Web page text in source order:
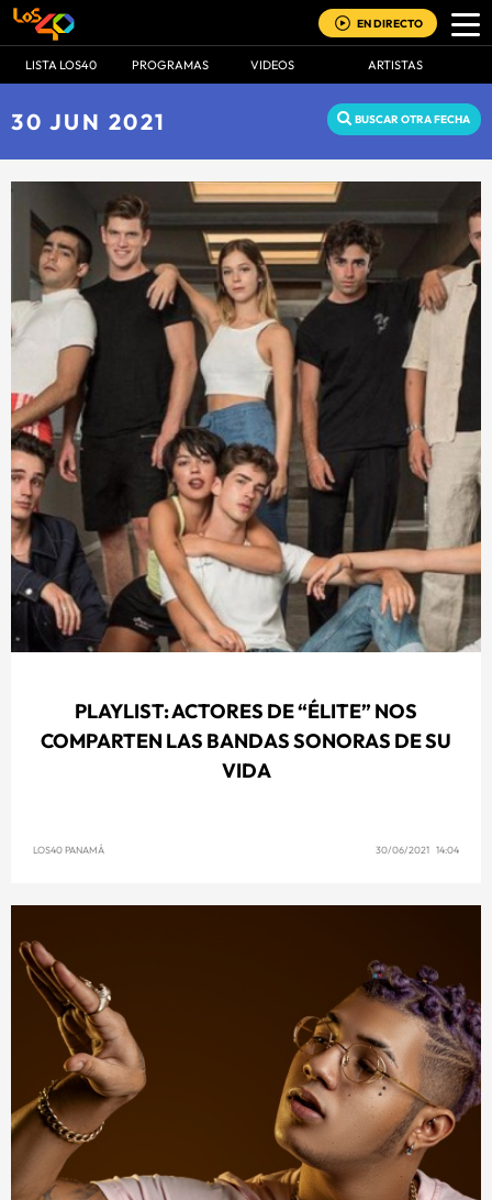
EN DIRECTO
LISTA LOS40 PROGRAMAS VIDEOS ARTISTAS
30 JUN 2021 BUSCAR OTRA FECHA
PLAYLIST: ACTORES DE “ÉLITE” NOS
COMPARTEN LAS BANDAS SONORAS DE SU
VIDA
LOS40 PANAMÁ 30/06/2021 14:04